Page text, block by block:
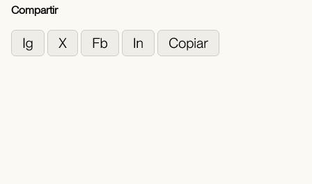
Compartir